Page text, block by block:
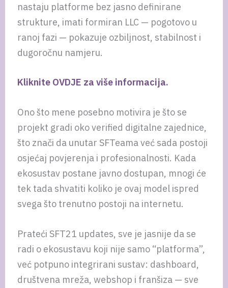
nastaju platforme bez jasno definirane
strukture, imati formiran LLC — pogotovo u
ranoj fazi — pokazuje ozbiljnost, stabilnost i
dugoročnu namjeru.
Kliknite OVDJE za više informacija.
Ono što mene posebno motivira je što se
projekt gradi oko verified digitalne zajednice,
što znači da unutar SFTeama već sada postoji
osjećaj povjerenja i profesionalnosti. Kada
ekosustav postane javno dostupan, mnogi će
tek tada shvatiti koliko je ovaj model ispred
svega što trenutno postoji na internetu.
Prateći SFT21 updates, sve je jasnije da se
radi o ekosustavu koji nije samo “platforma”,
već potpuno integrirani sustav: dashboard,
društvena mreža, webshop i franšiza — sve